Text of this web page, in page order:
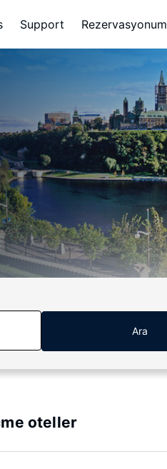
Support Rezervasyonum
Ara
oteller